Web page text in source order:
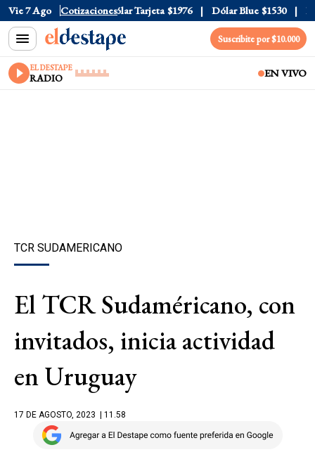
Vie 7 Ago Cotizaciones
Oficial $1520 Dólar Tarjeta $1976 Dólar Blue $1530
Suscribite por $10.000
EL DESTAPE
RADIO EN VIVO
TCR SUDAMERICANO
El TCR Sudaméricano, con
invitados, inicia actividad
en Uruguay
17 DE AGOSTO, 2023 | 11.58